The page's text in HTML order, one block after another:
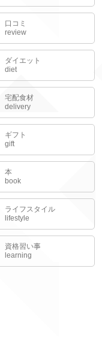
口コミ
review
ダイエット
diet
宅配食材
delivery
ギフト
gift
本
book
ライフスタイル
lifestyle
資格習い事
learning